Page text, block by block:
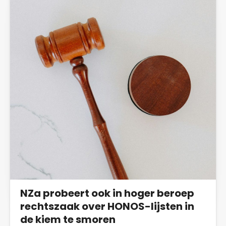
efficiënter is, of betere resultaten boekt.
NZa probeert ook in hoger beroep
rechtszaak over HONOS-lijsten in
de kiem te smoren